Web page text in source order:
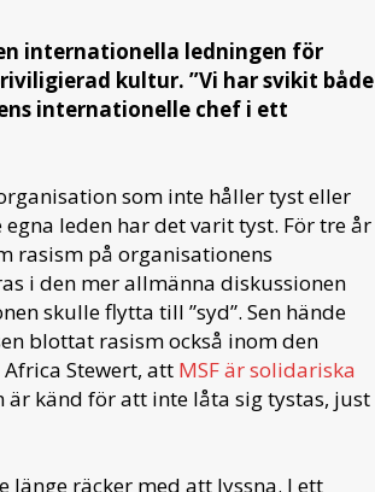
internationella ledningen för
kultur. ”Vi har svikit både
internationelle chef i ett
som inte håller tyst eller
leden har det varit tyst. För tre år
rasism på organisationens
i den mer allmänna diskussionen
skulle flytta till ”syd”. Sen hände
blottat rasism också inom den
Stewert, att MSF är solidariska
är känd för att inte låta sig tystas, just
länge räcker med att lyssna. I ett